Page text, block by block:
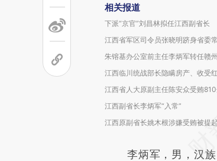
相关报道
下派“京官”刘昌林拟任江西副省长
江西省军区司令员张晓明跻身省委
朱镕基办公室前主任李炳军转任赣
江西临川统战部长隐瞒房产、收受
江西省人大原副主任陈安众受贿
江西副省长李炳军“入常”
江西原副省长姚木根涉嫌受贿被提
李炳军，男，汉族